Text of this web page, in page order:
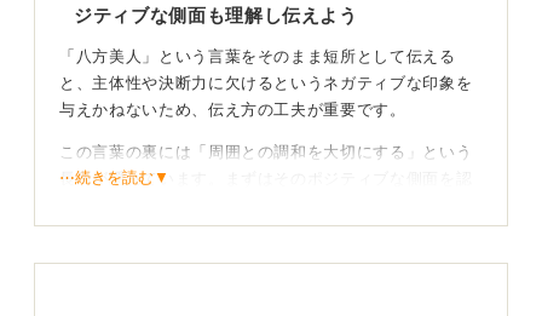
ジティブな側面も理解し伝えよう
「八方美人」という言葉をそのまま短所として伝える
と、主体性や決断力に欠けるというネガティブな印象を
与えかねないため、伝え方の工夫が重要です。
この言葉の裏には「周囲との調和を大切にする」という
長所が隠れています。まずはそのポジティブな側面を認
強みをセットで伝えポジティブな印象に変えよう
⋯続きを読む▼